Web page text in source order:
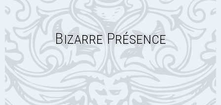
Bizarre Présence